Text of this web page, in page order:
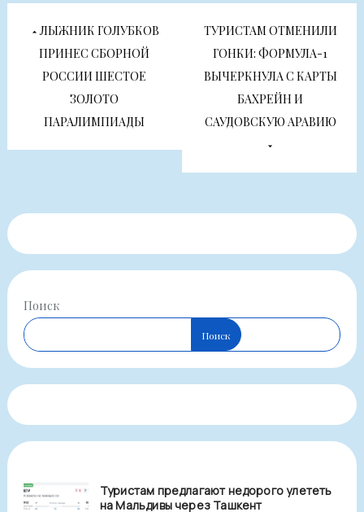
Навигация
по
записям
ЛЫЖНИК ГОЛУБКОВ
ПРИНЕС СБОРНОЙ
РОССИИ ШЕСТОЕ
ЗОЛОТО
ПАРАЛИМПИАДЫ
ТУРИСТАМ ОТМЕНИЛИ
ГОНКИ: ФОРМУЛА-1
ВЫЧЕРКНУЛА С КАРТЫ
БАХРЕЙН И
САУДОВСКУЮ АРАВИЮ
Поиск
Поиск
Туристам предлагают недорого улететь
на Мальдивы через Ташкент